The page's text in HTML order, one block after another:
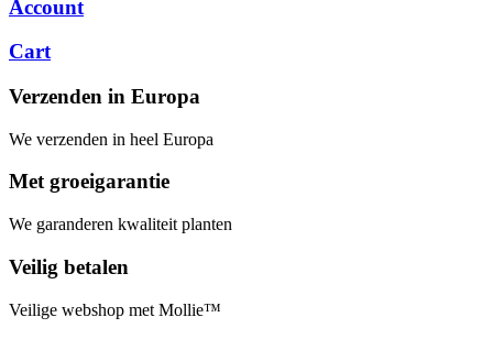
Account
Cart
Verzenden in Europa
We verzenden in heel Europa
Met groeigarantie
We garanderen kwaliteit planten
Veilig betalen
Veilige webshop met Mollie™